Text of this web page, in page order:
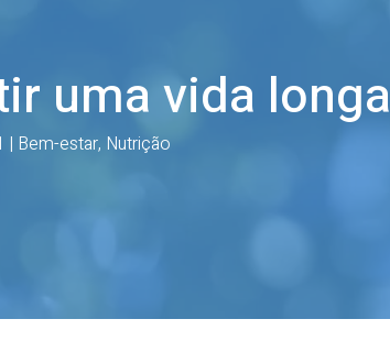
uma vida longa
| Bem-estar, Nutrição